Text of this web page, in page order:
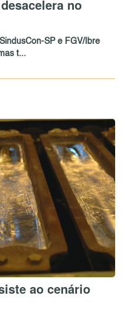
no
SP e FGV/Ibre
t...
ao cenário